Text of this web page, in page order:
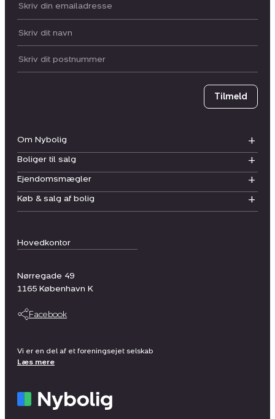
Hovedkontor
Nørregade 49
1165 København K
Facebook
Om Nybolig
Boliger til salg
Ejendomsmægler
Køb & salg af bolig
Din email:
Dit navn:
Postnummer
Tilmeld
Vi er en del af et foreningsejet selskab
Læs mere